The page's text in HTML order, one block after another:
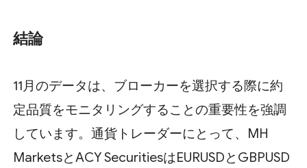
結論
11月のデータは、ブローカーを選択する際に約
定品質をモニタリングすることの重要性を強調
しています。通貨トレーダーにとって、MH
MarketsとACY SecuritiesはEURUSDとGBPUSD